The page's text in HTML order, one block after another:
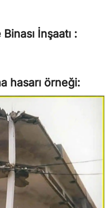
İnşaatı :
hasarı örneği: